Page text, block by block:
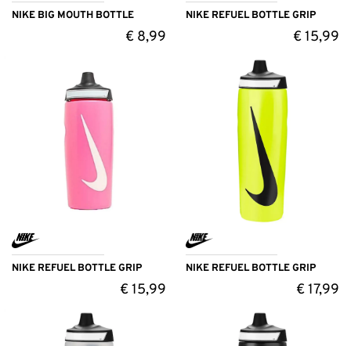
NIKE BIG MOUTH BOTTLE
€8,99
NIKE REFUEL BOTTLE GRIP
€15,99
NIKE REFUEL BOTTLE GRIP
€15,99
NIKE REFUEL BOTTLE GRIP
€17,99